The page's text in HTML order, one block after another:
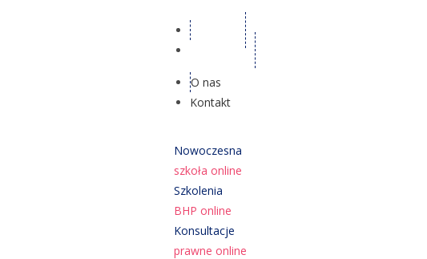
O nas
Kontakt
Nowoczesna
szkoła online
Szkolenia
BHP online
Konsultacje
prawne online